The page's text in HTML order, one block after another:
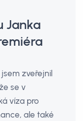
Janka
zveřejnil
se v
víza pro
ale také